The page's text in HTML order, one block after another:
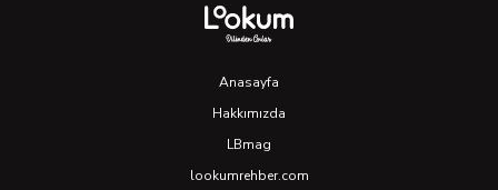
Anasayfa
Hakkımızda
LBmag
lookumrehber.com